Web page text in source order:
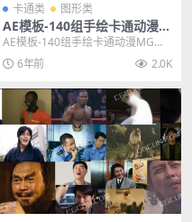
卡通类 图形类
AE模板-140组手绘卡通动漫M
G动画闪光FX特效元素模板
AE模板-140组手绘卡通动漫MG动
画闪光FX特效元素模板 主题授权提
示：请在后...
6年前 2.0K